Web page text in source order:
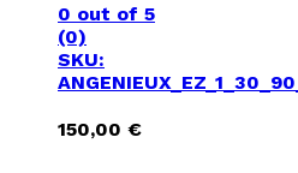
0 out of 5
(0)
SKU:
150,00 €